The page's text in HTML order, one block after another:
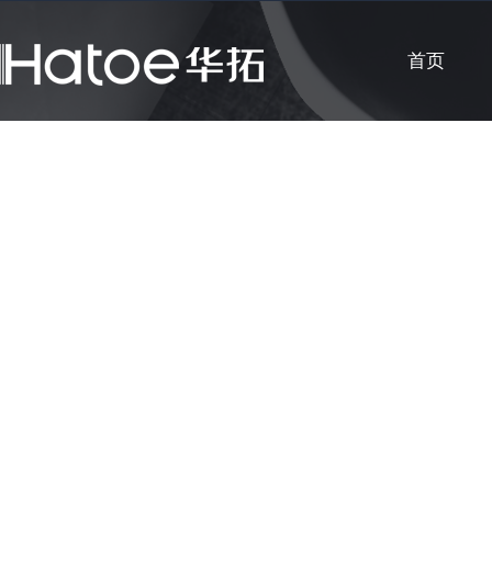
首页
公司新闻 知识课堂